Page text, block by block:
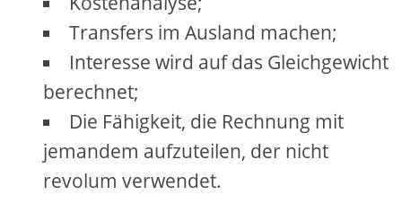
Transfers im Ausland machen;
Interesse wird auf das Gleichgewicht
berechnet;
Die Fähigkeit, die Rechnung mit
jemandem aufzuteilen, der nicht
revolum verwendet.